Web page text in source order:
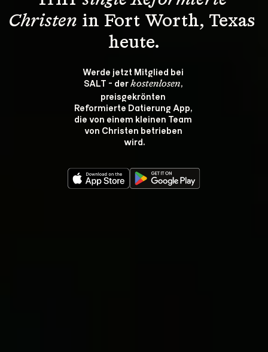
Christen in Fort Worth, Texas
heute.
Werde jetzt Mitglied bei
SALT - der kostenlosen,
preisgekrönten
Reformierte Datierung App,
die von einem kleinen Team
von Christen betrieben
wird.